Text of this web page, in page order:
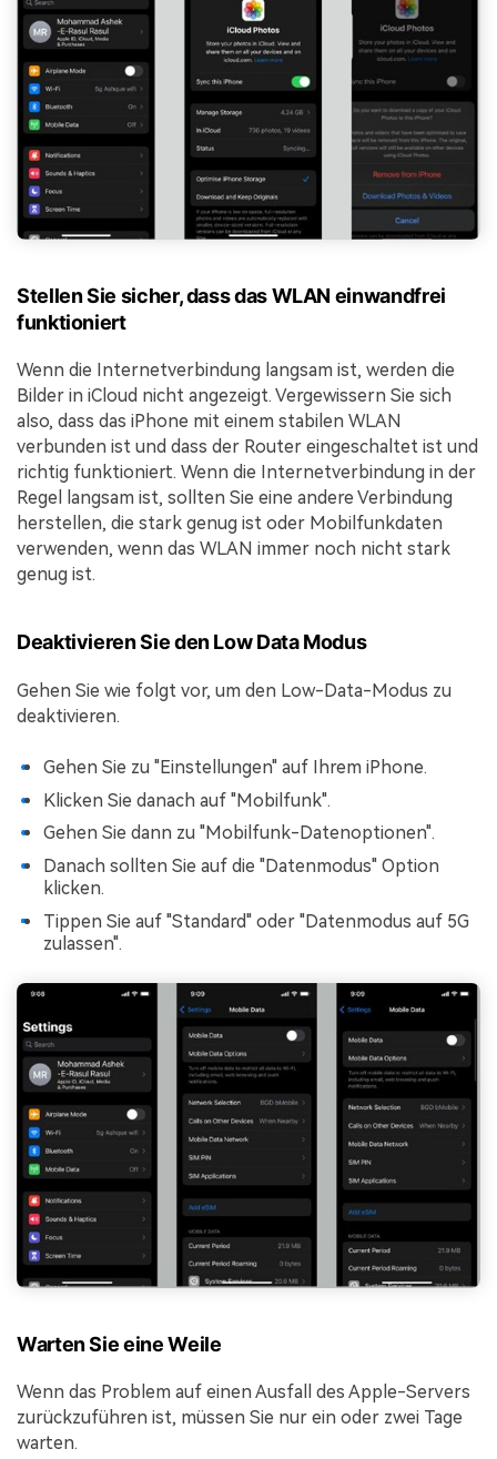
Stellen Sie sicher, dass das WLAN einwandfrei
funktioniert
Wenn die Internetverbindung langsam ist, werden die
Bilder in iCloud nicht angezeigt. Vergewissern Sie sich
also, dass das iPhone mit einem stabilen WLAN
verbunden ist und dass der Router eingeschaltet ist und
richtig funktioniert. Wenn die Internetverbindung in der
Regel langsam ist, sollten Sie eine andere Verbindung
herstellen, die stark genug ist oder Mobilfunkdaten
verwenden, wenn das WLAN immer noch nicht stark
genug ist.
Deaktivieren Sie den Low Data Modus
Gehen Sie wie folgt vor, um den Low-Data-Modus zu
deaktivieren.
Gehen Sie zu "Einstellungen" auf Ihrem iPhone.
Klicken Sie danach auf "Mobilfunk".
Gehen Sie dann zu "Mobilfunk-Datenoptionen".
Danach sollten Sie auf die "Datenmodus" Option
klicken.
Tippen Sie auf "Standard" oder "Datenmodus auf 5G
zulassen".
Warten Sie eine Weile
Wenn das Problem auf einen Ausfall des Apple-Servers
zurückzuführen ist, müssen Sie nur ein oder zwei Tage
warten.